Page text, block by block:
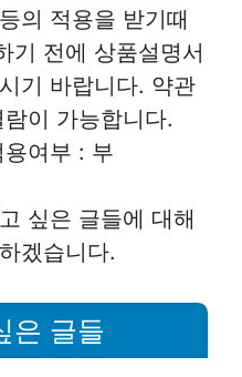
의 적용을 받기때
기 전에 상품설명서
기 바랍니다. 약관
이 가능합니다.
여부 : 부
싶은 글들에 대해
겠습니다.
은 글들